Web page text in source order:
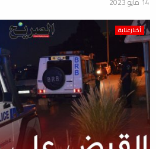
أخبارعنابة